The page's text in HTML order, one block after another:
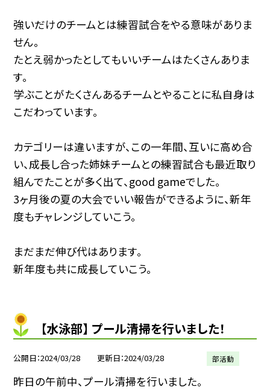
強いだけのチームとは練習試合をやる意味がありま
せん。
たとえ弱かったとしてもいいチームはたくさんありま
す。
学ぶことがたくさんあるチームとやることに私自身は
こだわっています。
カテゴリーは違いますが、この一年間、互いに高め合
い、成長し合った姉妹チームとの練習試合も最近取り
組んでたことが多く出て、good gameでした。
3ヶ月後の夏の大会でいい報告ができるように、新年
度もチャレンジしていこう。
まだまだ伸び代はあります。
新年度も共に成長していこう。
【水泳部】 プール清掃を行いました！
公開日 2024/03/28 更新日 2024/03/28 部活動
昨日の午前中、プール清掃を行いました。